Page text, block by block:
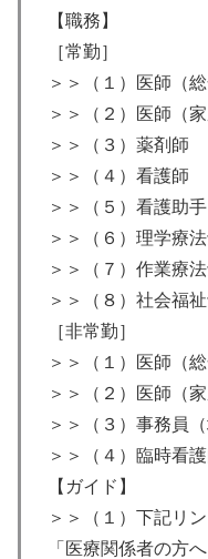
【職務】
［常勤］
＞＞（１）医師（
＞＞（２）医師（家
＞＞（３）薬剤師
＞＞（４）看護師
＞＞（５）看護助手
＞＞（６）理学療
＞＞（７）作業療
＞＞（８）社会福
［非常勤］
＞＞（１）医師（
＞＞（２）医師（家
＞＞（３）事務員
＞＞（４）臨時看
【ガイド】
＞＞（１）下記リ
「医療関係者の方